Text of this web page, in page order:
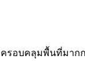
ครอบคลุมพื้นที่มาก